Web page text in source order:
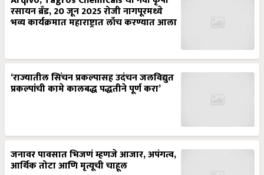
रसायन ब्रँड, 20 जून 2025 रोजी नागपूरमध्ये
भव्य कार्यक्रमात महाराष्ट्रात लाँच करण्यात आला
‘राज्यातील सिंचन प्रकल्पासह उदंचन जलविद्युत
प्रकल्पांची कामे कालबद्ध पद्धतीने पूर्ण करा’
जनावर पावसात भिजणं म्हणजे आजार, अपंगत्व,
आर्थिक तोटा आणि मृत्यूची चाहूल